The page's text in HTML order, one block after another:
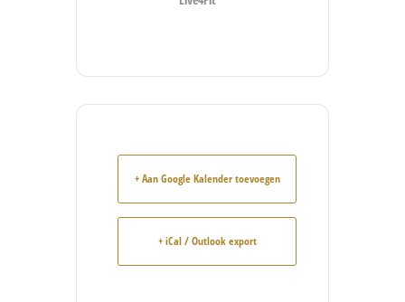
+ Aan Google Kalender toevoegen
+ iCal / Outlook export